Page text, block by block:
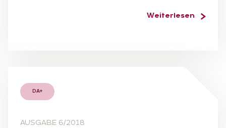
Weiterlesen
DA+
AUSGABE 6/2018